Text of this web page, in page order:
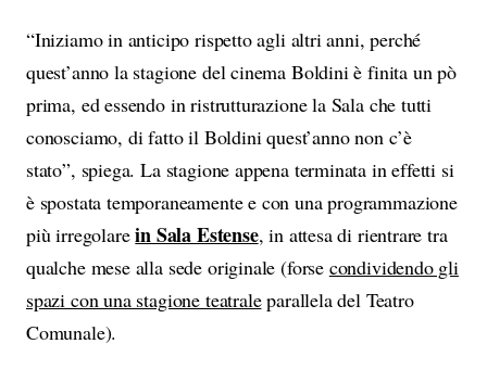
“Iniziamo in anticipo rispetto agli altri anni, perché
quest’anno la stagione del cinema Boldini è finita un pò
prima, ed essendo in ristrutturazione la Sala che tutti
conosciamo, di fatto il Boldini quest’anno non c’è
stato”, spiega. La stagione appena terminata in effetti si
è spostata temporaneamente e con una programmazione
più irregolarein Sala Estense, in attesa di rientrare tra
qualche mese alla sede originale (forse condividendo gli
spazi con una stagione teatraleparallela del Teatro
Comunale).